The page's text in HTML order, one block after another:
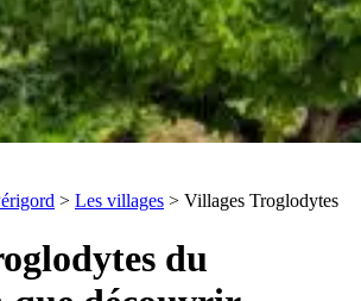
> Les villages > Villages Troglodytes
du